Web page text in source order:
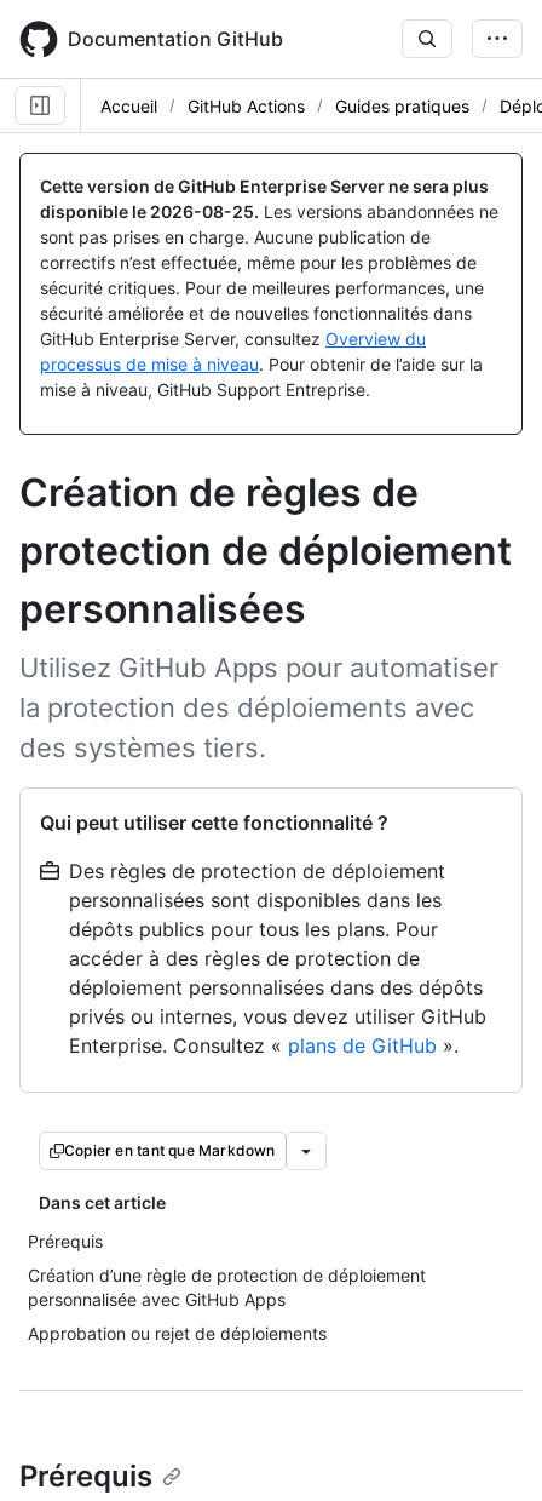
main
content
Documentation GitHub
Accueil GitHub Actions Guides pratiques
Cette version de GitHub Enterprise Server ne sera plus
disponible le 2026-08-25. Les versions abandonnées ne
sont pas prises en charge. Aucune publication de
correctifs n’est effectuée, même pour les problèmes de
sécurité critiques. Pour de meilleures performances, une
sécurité améliorée et de nouvelles fonctionnalités dans
GitHub Enterprise Server, consultez Overview du
processus de mise à niveau. Pour obtenir de l’aide sur la
mise à niveau, GitHub Support Entreprise.
Création de règles de
protection de déploiement
personnalisées
Utilisez GitHub Apps pour automatiser
la protection des déploiements avec
des systèmes tiers.
Qui peut utiliser cette fonctionnalité ?
Des règles de protection de déploiement
personnalisées sont disponibles dans les
dépôts publics pour tous les plans. Pour
accéder à des règles de protection de
déploiement personnalisées dans des dépôts
privés ou internes, vous devez utiliser GitHub
Enterprise. Consultez « plans de GitHub ».
Copier en tant que Markdown
Dans cet article
Prérequis
Création d’une règle de protection de déploiement
personnalisée avec GitHub Apps
Approbation ou rejet de déploiements
Prérequis